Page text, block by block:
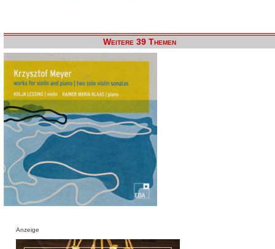
Weitere 39 Themen
Anzeige